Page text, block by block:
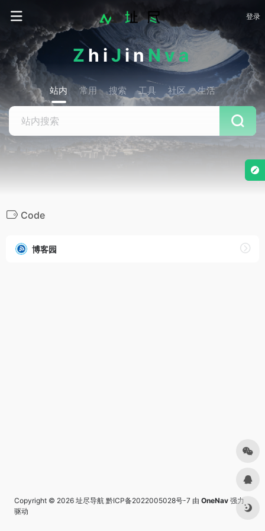
登录
ZhiJinNva
站内 常用 搜索 工具 社区 生活
Code
博客园
Copyright © 2026 址尽导航 黔ICP备2022005028号-7 由 OneNav 强力
驱动